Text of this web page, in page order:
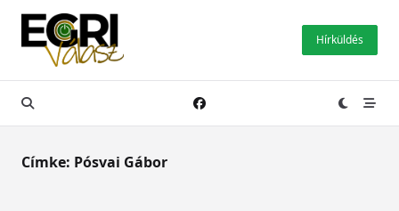
Skip
content
Hírküldés
Címke: Pósvai Gábor